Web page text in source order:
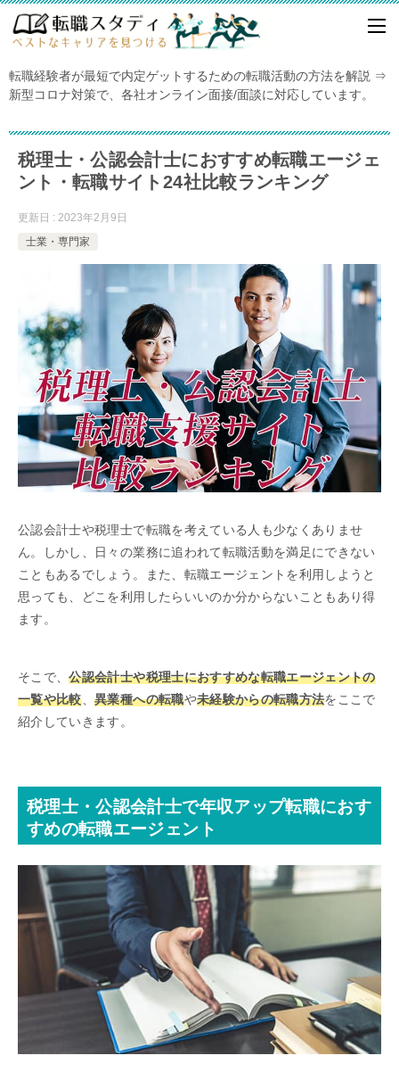
転職経験者が最短で内定ゲットするための転職活動の方法を解説 ⇒
新型コロナ対策で、各社オンライン面接/面談に対応しています。
税理士・公認会計士におすすめ転職エージェ
ント・転職サイト24社比較ランキング
更新日 : 2023年2月9日
士業・専門家
公認会計士や税理士で転職を考えている人も少なくありませ
ん。しかし、日々の業務に追われて転職活動を満足にできない
こともあるでしょう。また、転職エージェントを利用しようと
思っても、どこを利用したらいいのか分からないこともあり得
ます。
そこで、公認会計士や税理士におすすめな転職エージェントの
一覧や比較、異業種への転職や未経験からの転職方法をここで
紹介していきます。
税理士・公認会計士で年収アップ転職におす
すめの転職エージェント